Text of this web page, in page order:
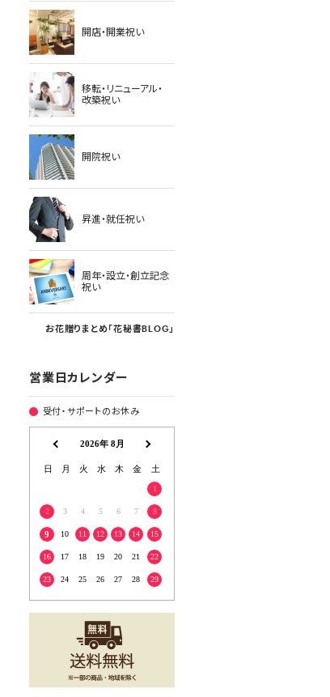
開店・開業祝い
移転・リニューアル・
改築祝い
開院祝い
昇進・就任祝い
周年・設立・創立記念
祝い
お花贈りまとめ「花秘書BLOG」
営業日カレンダー
受付・サポートのお休み